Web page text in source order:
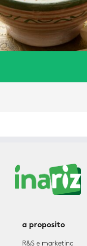
a proposito
R&S e marketing